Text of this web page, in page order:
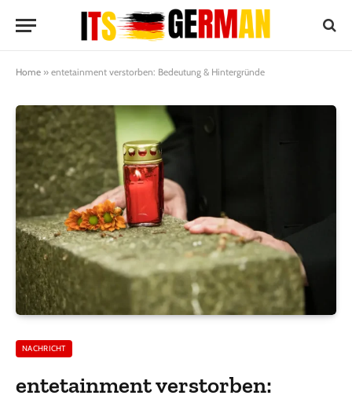
Home » entetainment verstorben: Bedeutung & Hintergründe
NACHRICHT
entetainment verstorben: